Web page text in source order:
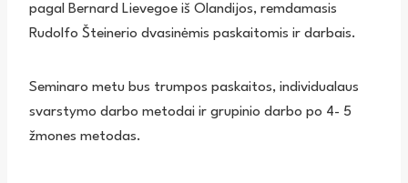
pagal Bernard Lievegoe iš Olandijos, remdamasis
Rudolfo Šteinerio dvasinėmis paskaitomis ir darbais.
Seminaro metu bus trumpos paskaitos, individualaus
svarstymo darbo metodai ir grupinio darbo po 4- 5
žmones metodas.